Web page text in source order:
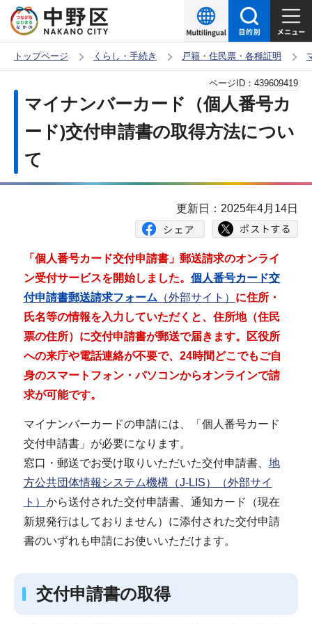
の
ー
す
トップページ くらし・手続き 戸籍・住民票・各種証明
マイナンバーカード（個人番号カ
ード)交付申請書の取得方法につい
て
ページID： 439609419
更新日：2025年4月14日
「個人番号カード交付申請書」郵送請求のオンライ
ン受付サービスを開始しました。 個人番号カード交
付申請書郵送請求フォーム （外部サイト） に住所・
氏名等の情報を入力していただくと、住所地（住民
票の住所）に交付申請書が郵送で届きます。区役所
への来庁や電話連絡が不要で、24時間どこでもご自
身のスマートフォン・パソコンからオンラインで請
求が可能です。
マイナンバーカードの申請には、「個人番号カード
交付申請書」が必要になります。
窓口・郵送でお受け取りいただいた交付申請書、 地
方公共団体情報システム機構（J‐LIS）（外部サイ
ト） から送付された交付申請書、通知カード（現在
新規発行はしておりません）に添付された交付申請
書のいずれも申請にお使いいただけます。
交付申請書の取得